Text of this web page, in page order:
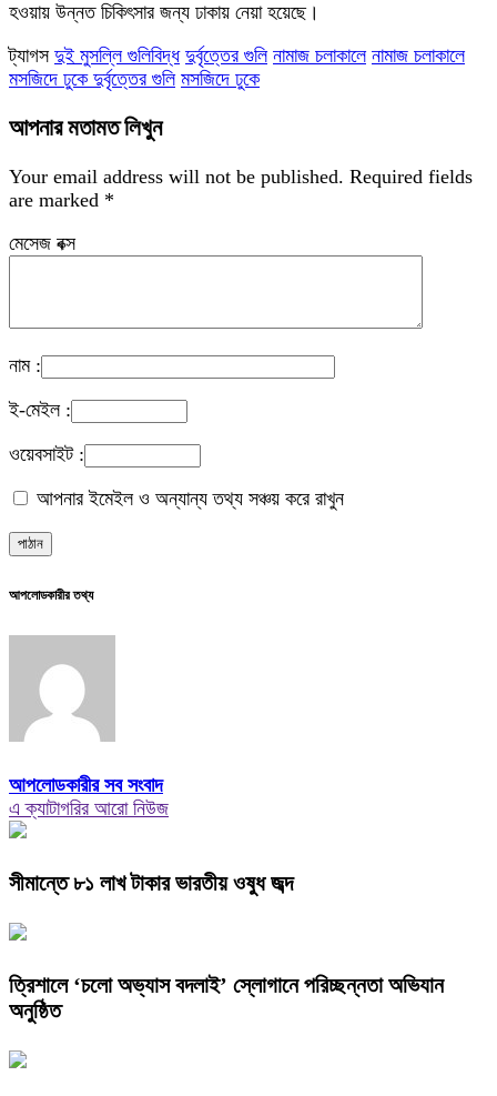
হওয়ায় উন্নত চিকিৎসার জন্য ঢাকায় নেয়া হয়েছে।
ট্যাগস দুই মুসল্লি গুলিবিদ্ধ দুর্বৃত্তের গুলি নামাজ চলাকালে নামাজ চলাকালে
মসজিদে ঢুকে দুর্বৃত্তের গুলি মসজিদে ঢুকে
আপনার মতামত লিখুন
Your email address will not be published. Required fields
are marked *
মেসেজ বক্স
নাম :
ই-মেইল :
ওয়েবসাইট :
আপনার ইমেইল ও অন্যান্য তথ্য সঞ্চয় করে রাখুন
আপলোডকারীর তথ্য
আপলোডকারীর সব সংবাদ
এ ক্যাটাগরির আরো নিউজ
সীমান্তে ৮১ লাখ টাকার ভারতীয় ওষুধ জব্দ
‎ত্রিশালে ‘চলো অভ্যাস বদলাই’ স্লোগানে পরিচ্ছন্নতা অভিযান
অনুষ্ঠিত